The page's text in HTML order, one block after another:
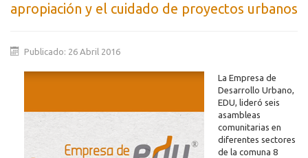
apropiación y el cuidado de proyectos urbanos
Publicado: 26 Abril 2016
La Empresa de
Desarrollo Urbano,
EDU, lideró seis
asambleas
comunitarias en
diferentes sectores
de la comuna 8